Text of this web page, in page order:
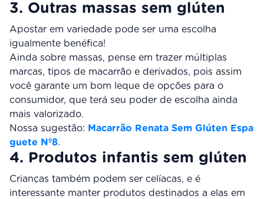
3. Outras massas sem glúten
Apostar em variedade pode ser uma escolha
igualmente benéfica!
Ainda sobre massas, pense em trazer múltiplas
marcas, tipos de macarrão e derivados, pois assim
você garante um bom leque de opções para o
consumidor, que terá seu poder de escolha ainda
mais valorizado.
Nossa sugestão: Macarrão Renata Sem Glúten Espa
guete Nº8.
4. Produtos infantis sem glúten
Crianças também podem ser celíacas, e é
interessante manter produtos destinados a elas em